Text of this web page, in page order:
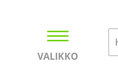
VALIKKO